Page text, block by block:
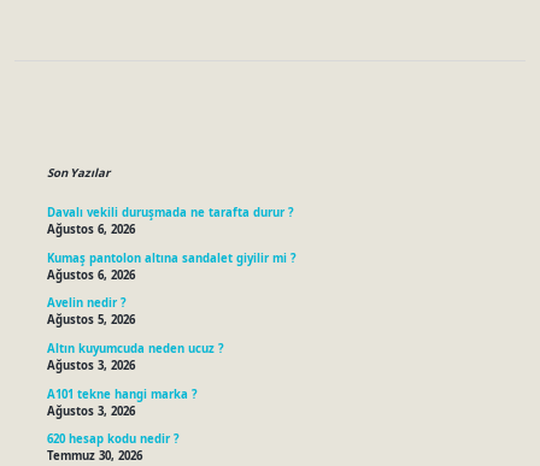
Son Yazılar
Davalı vekili duruşmada ne tarafta durur ?
Ağustos 6, 2026
Kumaş pantolon altına sandalet giyilir mi ?
Ağustos 6, 2026
Avelin nedir ?
Ağustos 5, 2026
Altın kuyumcuda neden ucuz ?
Ağustos 3, 2026
A101 tekne hangi marka ?
Ağustos 3, 2026
620 hesap kodu nedir ?
Temmuz 30, 2026